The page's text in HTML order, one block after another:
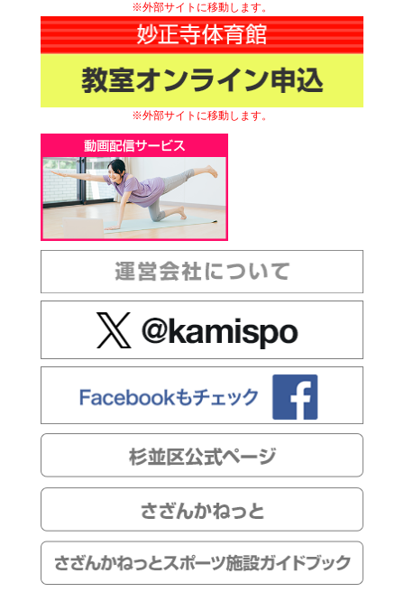
※外部サイトに移動します。
※外部サイトに移動します。